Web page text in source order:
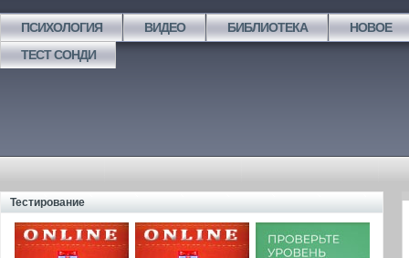
ПСИХОЛОГИЯ ВИДЕО БИБЛИОТЕКА
НОВОЕ
ТЕСТ СОНДИ
Тестирование